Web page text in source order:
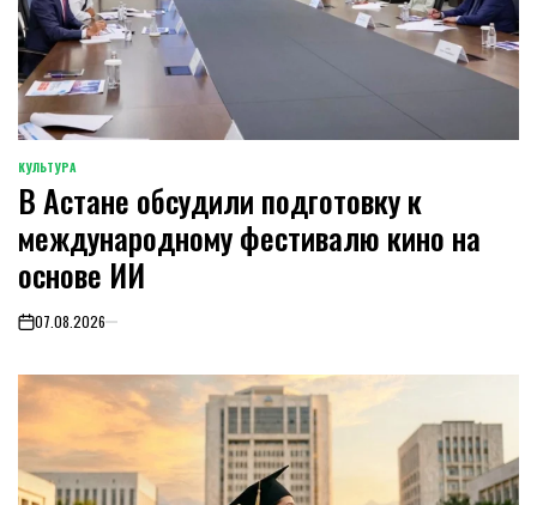
POSTED
IN
КУЛЬТУРА
В Астане обсудили подготовку к
международному фестивалю кино на
основе ИИ
on07.08.2026